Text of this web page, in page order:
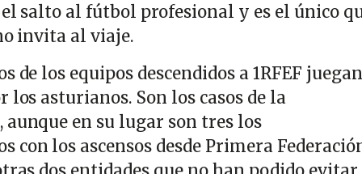
salto al fútbol profesional y es el único
invita al viaje.
de los equipos descendidos a 1RFEF
asturianos. Son los casos de la
, aunque en su lugar son tres los
con los ascensos desde Primera